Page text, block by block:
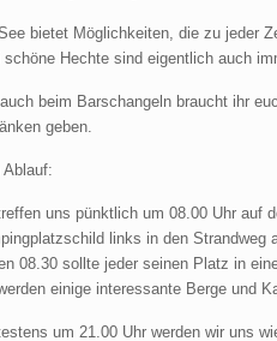
bietet Möglichkeiten, die zu jeder
schöne Hechte sind eigentlich auch
beim Barschangeln braucht ihr
geben.
Ablauf:
uns pünktlich um 08.00 Uhr auf
links in den Strandweg
08.30 sollte jeder seinen Platz in
einige interessante Berge und
um 21.00 Uhr werden wir uns